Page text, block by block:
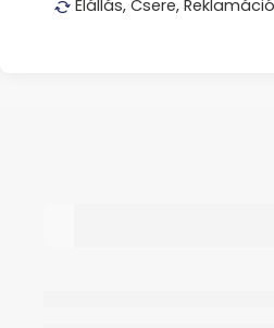
Elállás, Csere, Reklamáció